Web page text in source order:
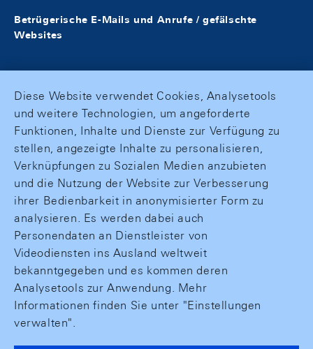
Betrügerische E-Mails und Anrufe / gefälschte
Websites
Diese Website verwendet Cookies, Analysetools
und weitere Technologien, um angeforderte
Funktionen, Inhalte und Dienste zur Verfügung zu
stellen, angezeigte Inhalte zu personalisieren,
Verknüpfungen zu Sozialen Medien anzubieten
und die Nutzung der Website zur Verbesserung
ihrer Bedienbarkeit in anonymisierter Form zu
analysieren. Es werden dabei auch
Personendaten an Dienstleister von
Videodiensten ins Ausland weltweit
bekanntgegeben und es kommen deren
Analysetools zur Anwendung. Mehr
Informationen finden Sie unter "Einstellungen
verwalten".